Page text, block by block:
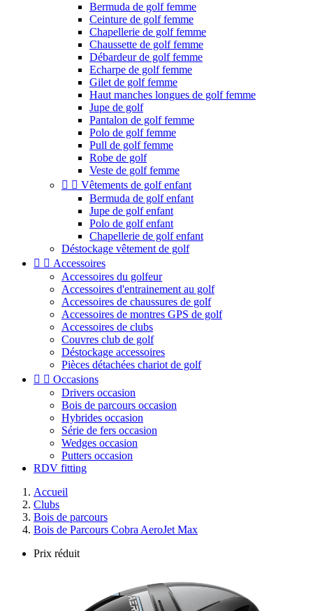
Bermuda de golf femme
Ceinture de golf femme
Chapellerie de golf femme
Chaussette de golf femme
Débardeur de golf femme
Echarpe de golf femme
Gilet de golf femme
Haut manches longues de golf femme
Jupe de golf
Pantalon de golf femme
Polo de golf femme
Pull de golf femme
Robe de golf
Veste de golf femme
  Vêtements de golf enfant
Bermuda de golf enfant
Jupe de golf enfant
Polo de golf enfant
Chapellerie de golf enfant
Déstockage vêtement de golf
  Accessoires
Accessoires du golfeur
Accessoires d'entrainement au golf
Accessoires de chaussures de golf
Accessoires de montres GPS de golf
Accessoires de clubs
Couvres club de golf
Déstockage accessoires
Pièces détachées chariot de golf
  Occasions
Drivers occasion
Bois de parcours occasion
Hybrides occasion
Série de fers occasion
Wedges occasion
Putters occasion
RDV fitting
Accueil
Clubs
Bois de parcours
Bois de Parcours Cobra AeroJet Max
Prix réduit